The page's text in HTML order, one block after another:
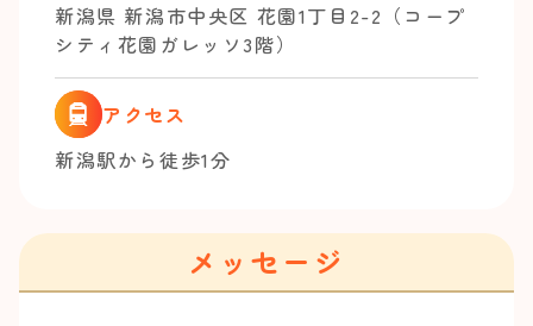
新潟県 新潟市中央区 花園1丁目2-2（コープ
シティ花園ガレッソ3階）
アクセス
新潟駅から徒歩1分
メッセージ